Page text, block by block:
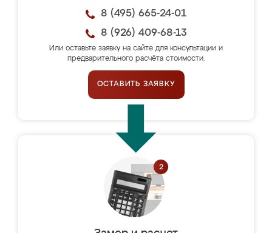
8 (495) 665-24-01
8 (926) 409-68-13
Или оставьте заявку на сайте для консультации и
предварительного расчёта стоимости.
ОСТАВИТЬ ЗАЯВКУ